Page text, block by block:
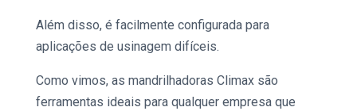
Além disso, é facilmente configurada para
aplicações de usinagem difíceis.
Como vimos, as mandrilhadoras Climaxsão
ferramentas ideais para qualquer empresa que